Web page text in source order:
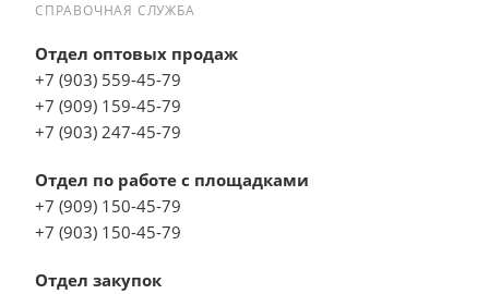
СПРАВОЧНАЯ СЛУЖБА
Отдел оптовых продаж
+7 (903) 559-45-79
+7 (909) 159-45-79
+7 (903) 247-45-79
Отдел по работе с площадками
+7 (909) 150-45-79
+7 (903) 150-45-79
Отдел закупок